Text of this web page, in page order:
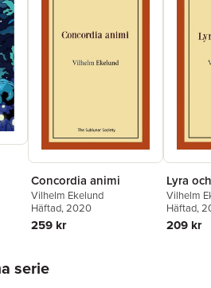
Tage
,
Concordia animi
Vilhelm Ekelund
Häftad, 2020
259 kr
Lyra
Vilhelm
Häftad,
209 kr
serie